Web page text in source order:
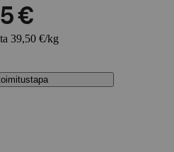
€
39,50 €/kg